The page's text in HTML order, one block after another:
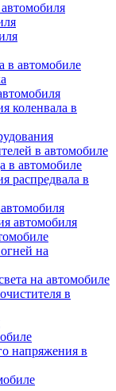
в автомобиле
коленвала в
в автомобиле
в автомобиле
распредвала в
автомобиля
на
на автомобиле
в
напряжения в